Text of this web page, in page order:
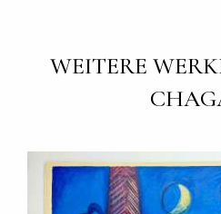
WEITERE